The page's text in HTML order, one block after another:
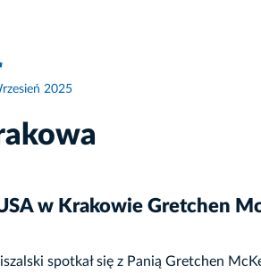
2025
w Krakowie Gretchen
spotkał się z Panią Gretchen